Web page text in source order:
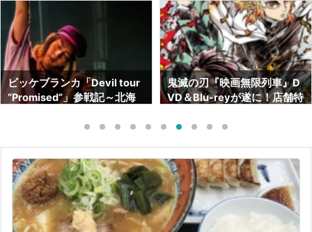

次へ

検索
鬼滅の刃『映画無限列車』D
VD＆Blu-reyが遂に！店舗特
でも予約出来ます】
鬼滅の刃画集『幾星霜』が素
晴らしい！！ネタバレも！！
も売ってます】